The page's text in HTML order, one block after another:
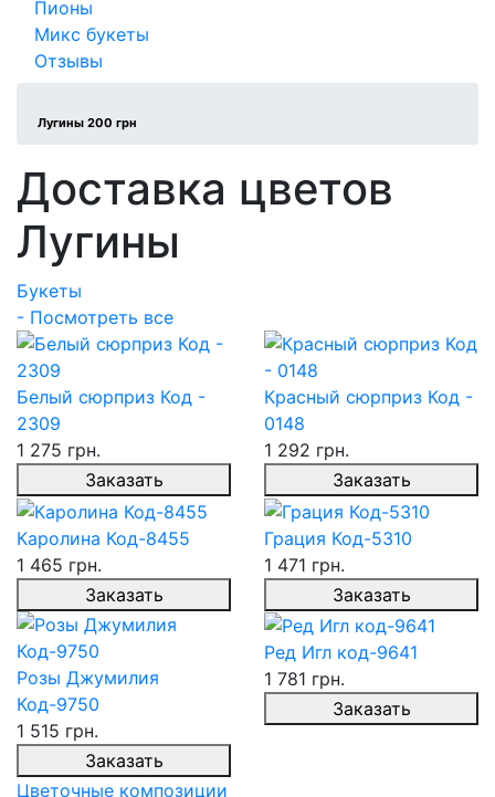
Пионы
Микс букеты
Отзывы
Лугины 200 грн
Доставка цветов
Лугины
Букеты
- Посмотреть все
Белый сюрприз Код -
2309
1 275 грн.
Заказать
Красный сюрприз Код -
0148
1 292 грн.
Заказать
Каролина Код-8455
1 465 грн.
Заказать
Грация Код-5310
1 471 грн.
Заказать
Розы Джумилия
Код-9750
1 515 грн.
Заказать
Ред Игл код-9641
1 781 грн.
Заказать
Цветочные композиции